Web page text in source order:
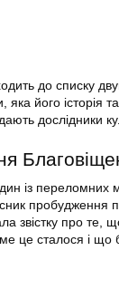
до списку
його історія
дослідники
із переломних
пробудження
про те,
це сталося і що